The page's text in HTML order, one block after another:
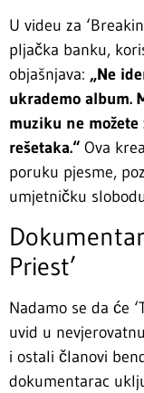
U videu za
pljačka banku,
objašnjava: „Ne
ukrademo album.
muziku ne
rešetaka.“ Ova
poruku pjesme,
umjetničku
Priest’
Nadamo se da će
uvid u
i ostali članovi
dokumentarac